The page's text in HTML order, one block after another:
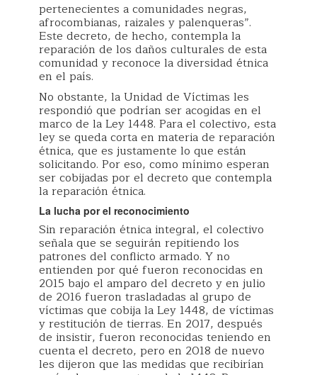
pertenecientes a comunidades negras,
afrocombianas, raizales y palenqueras”.
Este decreto, de hecho, contempla la
reparación de los daños culturales de esta
comunidad y reconoce la diversidad étnica
en el país.
No obstante, la Unidad de Víctimas les
respondió que podrían ser acogidas en el
marco de la Ley 1448. Para el colectivo, esta
ley se queda corta en materia de reparación
étnica, que es justamente lo que están
solicitando. Por eso, como mínimo esperan
ser cobijadas por el decreto que contempla
la reparación étnica.
La lucha por el reconocimiento
Sin reparación étnica integral, el colectivo
señala que se seguirán repitiendo los
patrones del conflicto armado. Y no
entienden por qué fueron reconocidas en
2015 bajo el amparo del decreto y en julio
de 2016 fueron trasladadas al grupo de
víctimas que cobija la Ley 1448, de víctimas
y restitución de tierras. En 2017, después
de insistir, fueron reconocidas teniendo en
cuenta el decreto, pero en 2018 de nuevo
les dijeron que las medidas que recibirían